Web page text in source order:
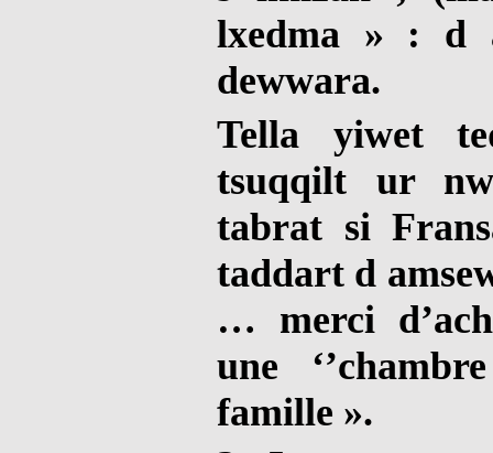
lxedma » : d
dewwara.
Tella yiwet
tsuqqilt ur
tabrat si
taddart d
… merci
une
famille ».